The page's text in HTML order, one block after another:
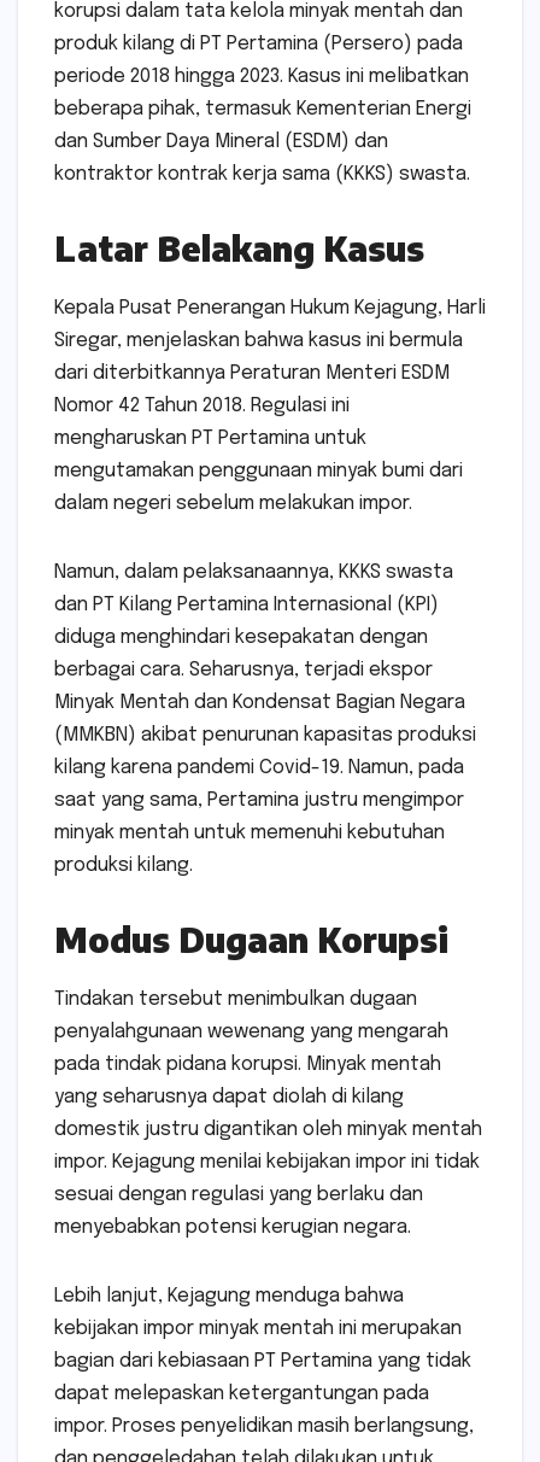
korupsi dalam tata kelola minyak mentah dan
produk kilang di PT Pertamina (Persero) pada
periode 2018 hingga 2023. Kasus ini melibatkan
beberapa pihak, termasuk Kementerian Energi
dan Sumber Daya Mineral (ESDM) dan
kontraktor kontrak kerja sama (KKKS) swasta.
Latar Belakang Kasus
Kepala Pusat Penerangan Hukum Kejagung, Harli
Siregar, menjelaskan bahwa kasus ini bermula
dari diterbitkannya Peraturan Menteri ESDM
Nomor 42 Tahun 2018. Regulasi ini
mengharuskan PT Pertamina untuk
mengutamakan penggunaan minyak bumi dari
dalam negeri sebelum melakukan impor.
Namun, dalam pelaksanaannya, KKKS swasta
dan PT Kilang Pertamina Internasional (KPI)
diduga menghindari kesepakatan dengan
berbagai cara. Seharusnya, terjadi ekspor
Minyak Mentah dan Kondensat Bagian Negara
(MMKBN) akibat penurunan kapasitas produksi
kilang karena pandemi Covid-19. Namun, pada
saat yang sama, Pertamina justru mengimpor
minyak mentah untuk memenuhi kebutuhan
produksi kilang.
Modus Dugaan Korupsi
Tindakan tersebut menimbulkan dugaan
penyalahgunaan wewenang yang mengarah
pada tindak pidana korupsi. Minyak mentah
yang seharusnya dapat diolah di kilang
domestik justru digantikan oleh minyak mentah
impor. Kejagung menilai kebijakan impor ini tidak
sesuai dengan regulasi yang berlaku dan
menyebabkan potensi kerugian negara.
Lebih lanjut, Kejagung menduga bahwa
kebijakan impor minyak mentah ini merupakan
bagian dari kebiasaan PT Pertamina yang tidak
dapat melepaskan ketergantungan pada
impor. Proses penyelidikan masih berlangsung,